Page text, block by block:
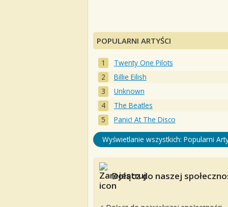
POPULARNI ARTYŚCI
Twenty One Pilots
Billie Eilish
Unknown
The Beatles
Panic! At The Disco
Wyświetlanie wszystkich: Popularni
Dołącz do naszej